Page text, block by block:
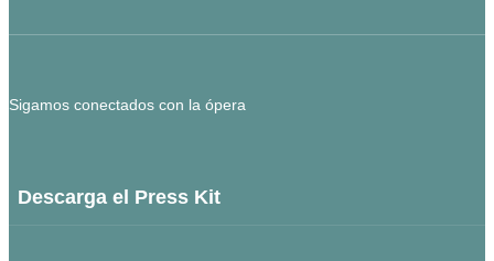
Sigamos conectados con la ópera
Descarga el Press Kit